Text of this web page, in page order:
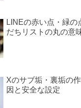
LINEの赤い点・緑の
だちリストの丸の意
Xのサブ垢・裏垢の
因と安全な設定